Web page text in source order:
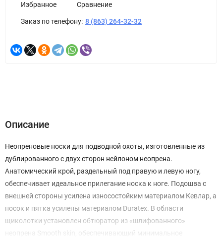
Избранное Сравнение
Заказ по телефону: 8 (863) 264-32-32
Описание
Неопреновые носки для подводной охоты, изготовленные из
дублированного с двух сторон нейлоном неопрена.
Анатомический крой, раздельный под правую и левую ногу,
обеспечивает идеальное прилегание носка к ноге. Подошва с
внешней стороны усилена износостойким материалом Кевлар, а
носок и пятка усилены материалом Duratex. В области
щиколотки установлен обтюратор из «шлифованного»
неопрена Smooth skin, обеспечивающий минимальное